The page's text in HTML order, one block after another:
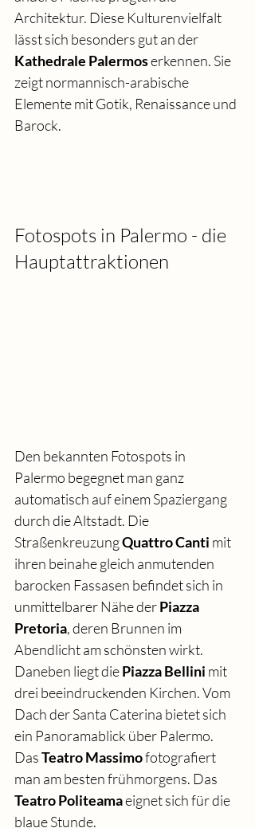
Architektur. Diese Kulturenvielfalt
lässt sich besonders gut an der
Kathedrale Palermos erkennen. Sie
zeigt normannisch-arabische
Elemente mit Gotik, Renaissance und
Barock.
Fotospots in Palermo - die
Hauptattraktionen
Den bekannten Fotospots in
Palermo begegnet man ganz
automatisch auf einem Spaziergang
durch die Altstadt. Die
Straßenkreuzung Quattro Canti mit
ihren beinahe gleich anmutenden
barocken Fassasen befindet sich in
unmittelbarer Nähe der Piazza
Pretoria, deren Brunnen im
Abendlicht am schönsten wirkt.
Daneben liegt die Piazza Bellini mit
drei beeindruckenden Kirchen. Vom
Dach der Santa Caterina bietet sich
ein Panoramablick über Palermo.
Das Teatro Massimo fotografiert
man am besten frühmorgens. Das
Teatro Politeama eignet sich für die
blaue Stunde.